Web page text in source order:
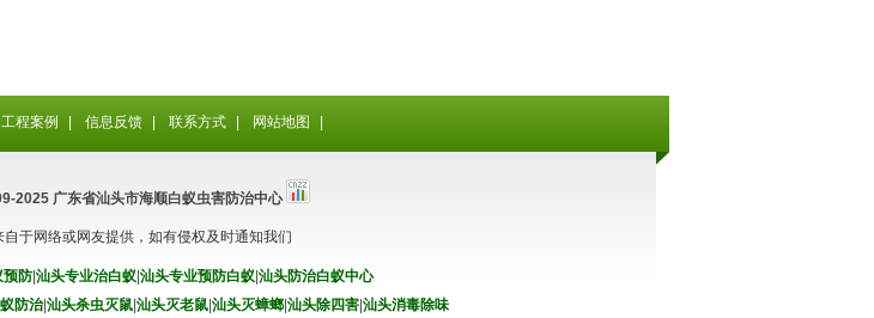
工程案例 信息反馈 联系方式 网站地图
2025 广东省汕头市海顺白蚁虫害防治中心
于网络或网友提供，如有侵权及时通知我们
预防| 汕头专业治白蚁| 汕头专业预防白蚁| 汕头防治白蚁中心
防治|汕头杀虫灭鼠| 汕头灭老鼠| 汕头灭蟑螂| 汕头除四害| 汕头消毒除味